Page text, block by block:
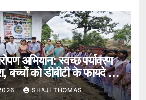
अभियान: स्वच्छ पर्यावरण
बच्चों को डीबीटी के फायदे भी
SHAJI THOMAS